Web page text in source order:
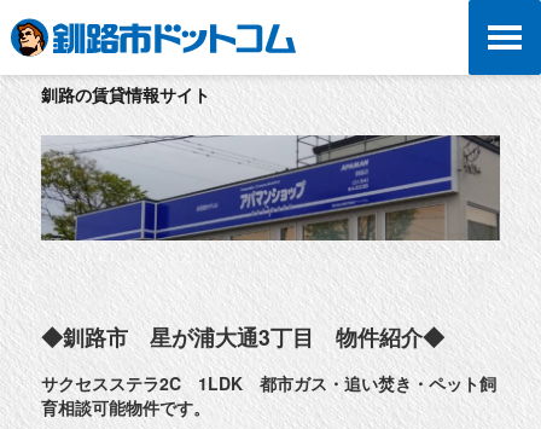
釧路の賃貸情報サイト
◆釧路市 星が浦大通3丁目 物件紹介◆
サクセスステラ2C 1LDK 都市ガス・追い焚き・ペット飼
育相談可能物件です。